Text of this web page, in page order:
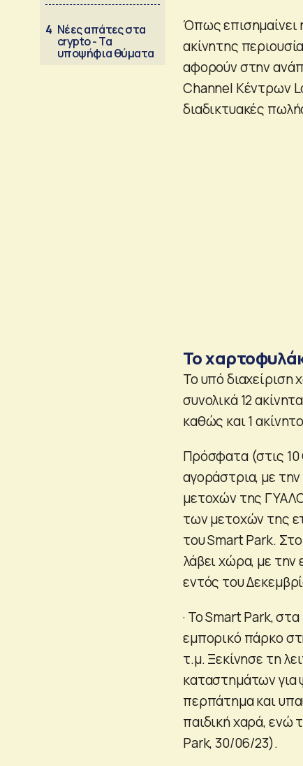
4 Νέες απάτες στα
crypto - Τα
υποψήφια θύματα
Όπως επισημαίνει
ακίνητης
αφορούν στην
Channel Κέντρων
διαδικτυακές
Το
Το υπό διαχείριση
συνολικά 12
καθώς και 1
Πρόσφατα (στις
αγοράστρια, με
μετοχών της
των μετοχών της
του Smart Park.
λάβει χώρα, με
εντός του
· Το Smart Park,
εμπορικό πάρκο
τ.μ. Ξεκίνησε τη
καταστημάτων για
περπάτημα και
παιδική χαρά, ενώ
Park, 30/06/23).